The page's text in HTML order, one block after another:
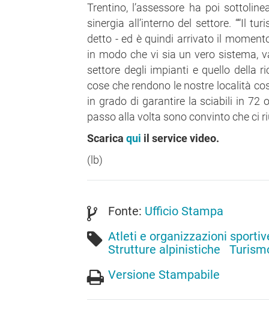
Trentino, l’assessore ha poi
sinergia all’interno del settore. ““Il
detto - ed è quindi arrivato il
in modo che vi sia un vero sistema,
settore degli impianti e quello della
cose che rendono le nostre località
in grado di garantire la sciabili in 72
passo alla volta sono convinto che ci
Scarica qui il service video.
(lb)
Fonte: Ufficio Stampa
Atleti e organizzazioni
Strutture alpinistiche
Versione Stampabile